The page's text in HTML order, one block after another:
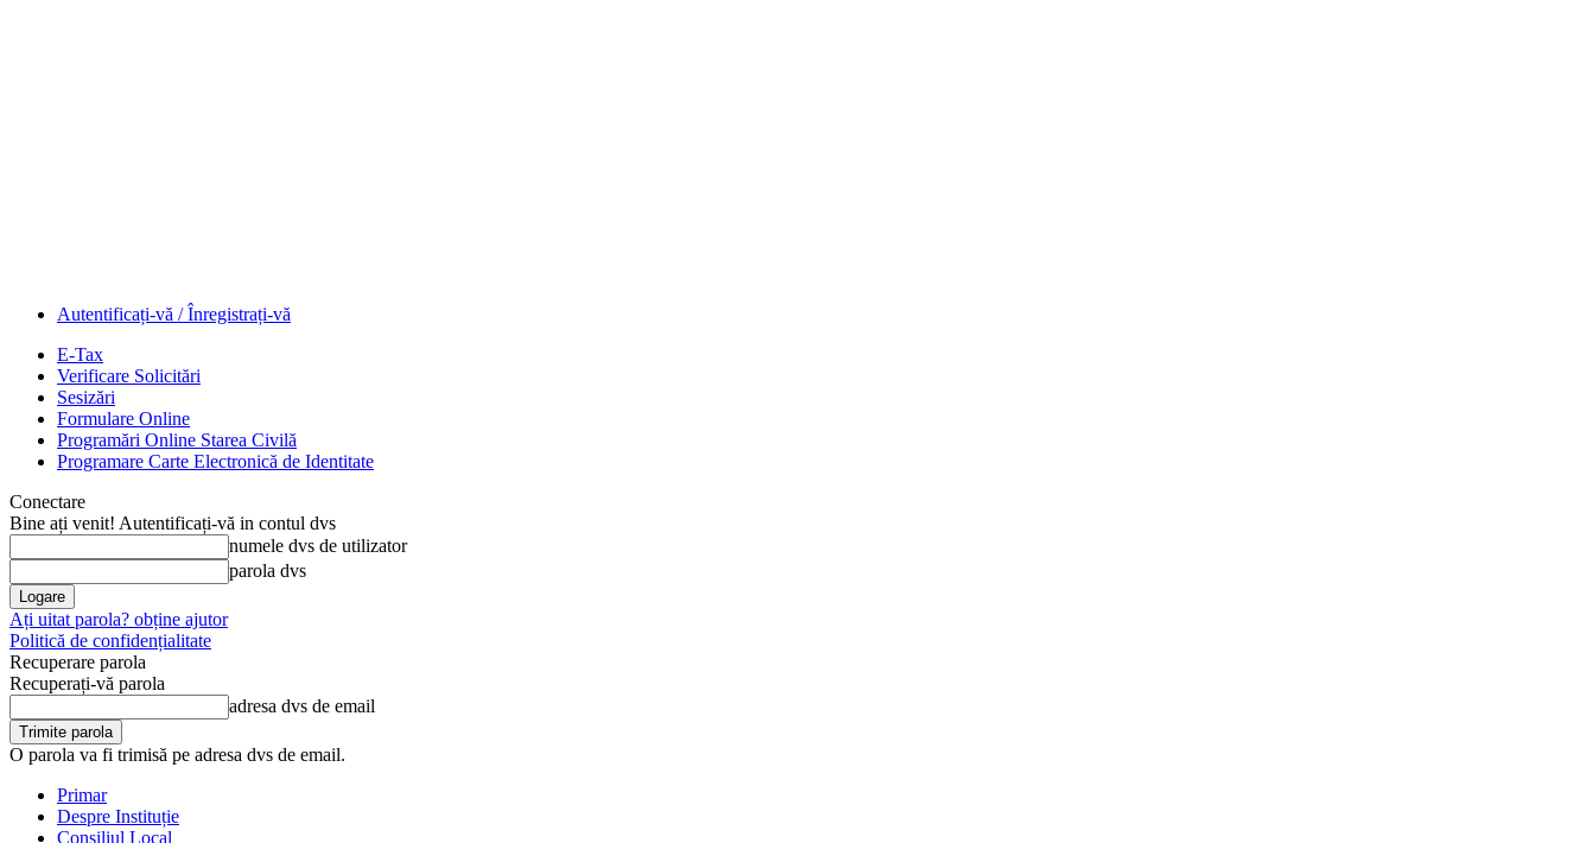
Autentificați-vă / Înregistrați-vă
E-Tax
Verificare Solicitări
Sesizări
Formulare Online
Programări Online Starea Civilă
Programare Carte Electronică de Identitate
Conectare
Bine ați venit! Autentificați-vă in contul dvs
numele dvs de utilizator
parola dvs
Ați uitat parola? obține ajutor
Politică de confidențialitate
Recuperare parola
Recuperați-vă parola
adresa dvs de email
O parola va fi trimisă pe adresa dvs de email.
Primar
Despre Instituție
Consiliul Local